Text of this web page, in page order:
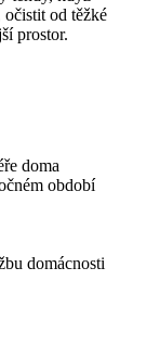
od těžké
prostor.
doma
období
domácnosti